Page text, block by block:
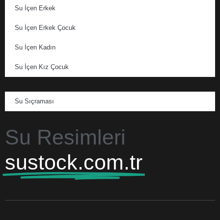
Su İçen Erkek
Su İçen Erkek Çocuk
Su İçen Kadın
Su İçen Kız Çocuk
Su Sıçraması
Su Resimleri
sustock.com.tr